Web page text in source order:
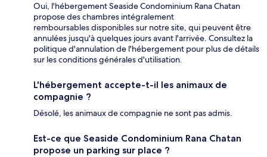
Oui, l'hébergement Seaside Condominium Rana Chatan
propose des chambres intégralement
remboursables disponibles sur notre site, qui peuvent être
annulées jusqu'à quelques jours avant l'arrivée. Consultez la
politique d'annulation de l'hébergement pour plus de détails
sur les conditions générales d'utilisation.
L'hébergement accepte-t-il les animaux de
compagnie ?
Désolé, les animaux de compagnie ne sont pas admis.
Est-ce que Seaside Condominium Rana Chatan
propose un parking sur place ?